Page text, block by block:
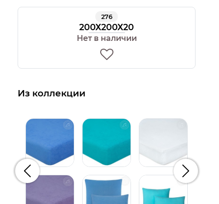
276
200Х200Х20
Нет в наличии
Из коллекции
Предыдущий